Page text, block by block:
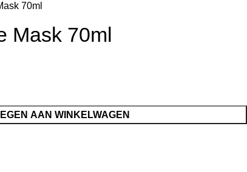
70ml
Mask 70ml
AAN WINKELWAGEN